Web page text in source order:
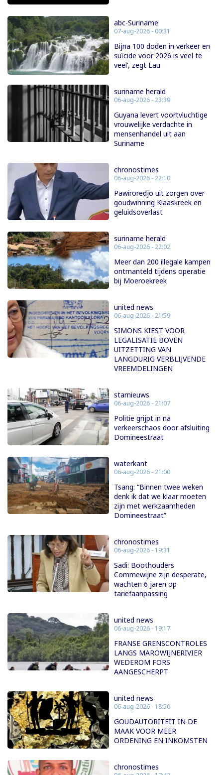
abc-Suriname
07-aug-2026 - 00:31
Bijna 100 doden in verkeer en
suïcide voor 2026 is veel te
veel’, zegt Lau
suriname herald
06-aug-2026 - 23:39
Guyana levert voortvluchtige
vrouwelijke verdachte in
mensenhandel uit aan
Suriname
chronostimes
06-aug-2026 - 22:10
Pawiroredjo uit zorgen over
goudwinning Klaaskreek en
geluidsoverlast
suriname herald
06-aug-2026 - 22:02
Meer dan 200 illegale kampen
ontmanteld tijdens operatie
bij Moeroekreek
united news
06-aug-2026 - 21:59
SIMONS KIEST VOOR
LEGALISATIE BOVEN
UITZETTING VAN
LANGDURIG VERBLIJVENDE
VREEMDELINGEN
starnieuws
06-aug-2026 - 21:07
Politie grijpt in na
verkeerschaos door afsluiting
Domineestraat
waterkant
06-aug-2026 - 21:00
Tsang: “Binnen twee weken
denk ik dat we klaar moeten
zijn met werkzaamheden
Domineestraat”
chronostimes
06-aug-2026 - 19:31
Sadi: Boothouders
Commewijne zijn desperate,
wachten 6 jaren op
tariefaanpassing
united news
06-aug-2026 - 19:17
FRANSE GRENSCONTROLES
LANGS MAROWIJNERIVIER
WEDEROM FORS
AANGESCHERPT
united news
06-aug-2026 - 18:50
GOUDAUTORITEIT IN DE
MAAK VOOR MEER
ORDENING EN INKOMSTEN
chronostimes